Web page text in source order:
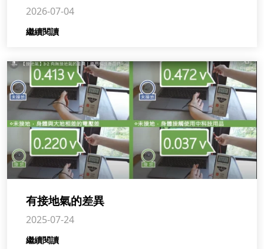
2026-07-04
繼續閱讀
有接地氣的差異
2025-07-24
繼續閱讀